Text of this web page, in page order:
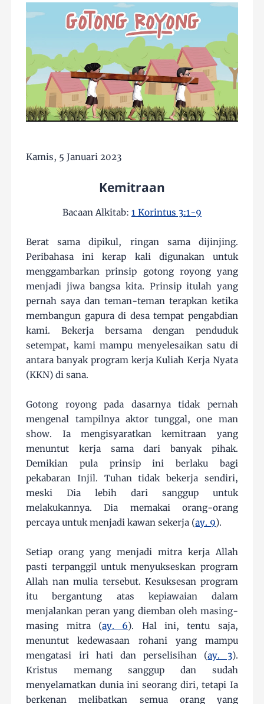
Kamis, 5 Januari 2023
Kemitraan
Bacaan Alkitab: 1 Korintus 3:1-9
Berat sama dipikul, ringan sama dijinjing.
Peribahasa ini kerap kali digunakan untuk
menggambarkan prinsip gotong royong yang
menjadi jiwa bangsa kita. Prinsip itulah yang
pernah saya dan teman-teman terapkan ketika
membangun gapura di desa tempat pengabdian
kami. Bekerja bersama dengan penduduk
setempat, kami mampu menyelesaikan satu di
antara banyak program kerja Kuliah Kerja Nyata
(KKN) di sana.
Gotong royong pada dasarnya tidak pernah
mengenal tampilnya aktor tunggal, one man
show. Ia mengisyaratkan kemitraan yang
menuntut kerja sama dari banyak pihak.
Demikian pula prinsip ini berlaku bagi
pekabaran Injil. Tuhan tidak bekerja sendiri,
meski Dia lebih dari sanggup untuk
melakukannya. Dia memakai orang-orang
percaya untuk menjadi kawan sekerja (ay. 9).
Setiap orang yang menjadi mitra kerja Allah
pasti terpanggil untuk menyukseskan program
Allah nan mulia tersebut. Kesuksesan program
itu bergantung atas kepiawaian dalam
menjalankan peran yang diemban oleh masing-
masing mitra (ay. 6). Hal ini, tentu saja,
menuntut kedewasaan rohani yang mampu
mengatasi iri hati dan perselisihan (ay. 3).
Kristus memang sanggup dan sudah
menyelamatkan dunia ini seorang diri, tetapi Ia
berkenan melibatkan semua orang yang